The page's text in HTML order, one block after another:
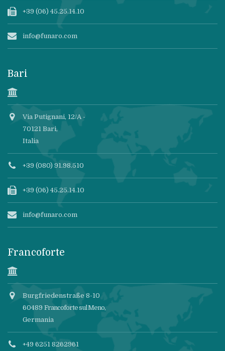
+39 (06) 45.25.14.10
info@funaro.com
Bari
Via Putignani, 12/A -
70121 Bari,
Italia
+39 (080) 91.98.510
+39 (06) 45.25.14.10
info@funaro.com
Francoforte
Burgfriedenstraße 8-10
60489 Francoforte sul Meno,
Germania
+49 6251 8262961